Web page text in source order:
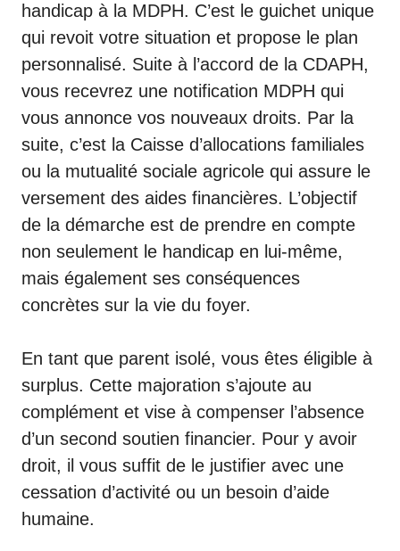
handicap à la MDPH. C’est le guichet unique
qui revoit votre situation et propose le plan
personnalisé. Suite à l’accord de la CDAPH,
vous recevrez une notification MDPH qui
vous annonce vos nouveaux droits. Par la
suite, c’est la Caisse d’allocations familiales
ou la mutualité sociale agricole qui assure le
versement des aides financières. L’objectif
de la démarche est de prendre en compte
non seulement le handicap en lui-même,
mais également ses conséquences
concrètes sur la vie du foyer.
En tant que parent isolé, vous êtes éligible à
surplus. Cette majoration s’ajoute au
complément et vise à compenser l’absence
d’un second soutien financier. Pour y avoir
droit, il vous suffit de le justifier avec une
cessation d’activité ou un besoin d’aide
humaine.